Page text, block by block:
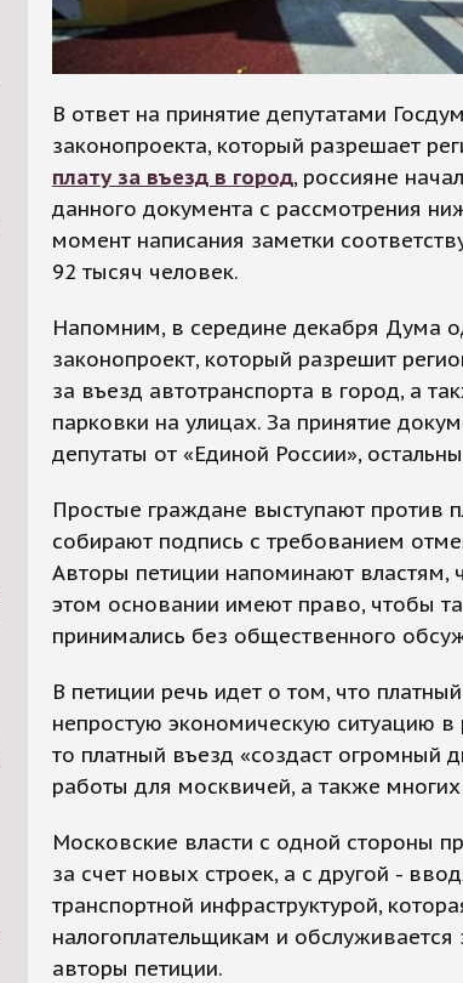
В ответ на принятие депутатами
законопроекта, который разрешает
плату за въезд в город, россияне
данного документа с рассмотрения
момент написания заметки
92 тысяч человек.
Напомним, в середине декабря Дума
законопроект, который разрешит
за въезд автотранспорта в город, а
парковки на улицах. За принятие
депутаты от «Единой России»,
Простые граждане выступают против
собирают подпись с требованием
Авторы петиции напоминают властям,
этом основании имеют право, чтобы
принимались без общественного
В петиции речь идет о том, что
непростую экономическую ситуацию в
то платный въезд «создаст огромный
работы для москвичей, а также
Московские власти с одной стороны
за счет новых строек, а с другой -
транспортной инфраструктурой,
налогоплательщикам и
авторы петиции.